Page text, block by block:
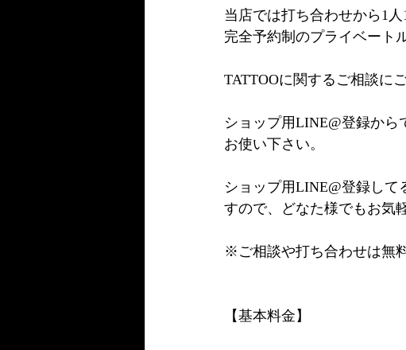
当店では打ち合わせから1
完全予約制のプライベート
TATTOOに関するご相談に
ショップ用LINE@登録か
お使い下さい。
ショップ用LINE@登録して
すので、どなた様でもお気
※ご相談や打ち合わせは無
【基本料金】